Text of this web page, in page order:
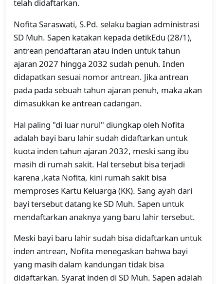
telah didaftarkan.
Nofita Saraswati, S.Pd. selaku bagian administrasi
SD Muh. Sapen katakan kepada detikEdu (28/1),
antrean pendaftaran atau inden untuk tahun
ajaran 2027 hingga 2032 sudah penuh. Inden
didapatkan sesuai nomor antrean. Jika antrean
pada pada sebuah tahun ajaran penuh, maka akan
dimasukkan ke antrean cadangan.
Hal paling "di luar nurul" diungkap oleh Nofita
adalah bayi baru lahir sudah didaftarkan untuk
kuota inden tahun ajaran 2032, meski sang ibu
masih di rumah sakit. Hal tersebut bisa terjadi
karena ,kata Nofita, kini rumah sakit bisa
memproses Kartu Keluarga (KK). Sang ayah dari
bayi tersebut datang ke SD Muh. Sapen untuk
mendaftarkan anaknya yang baru lahir tersebut.
Meski bayi baru lahir sudah bisa didaftarkan untuk
inden antrean, Nofita menegaskan bahwa bayi
yang masih dalam kandungan tidak bisa
didaftarkan. Syarat inden di SD Muh. Sapen adalah